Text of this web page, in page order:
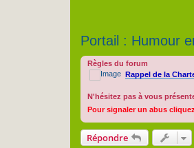
Portail : Humour
Règles du forum
Rappel de la
N'hésitez pas à vous
Pour signaler un abus
Répondre